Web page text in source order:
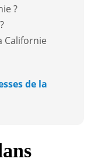
?
Californie
de la